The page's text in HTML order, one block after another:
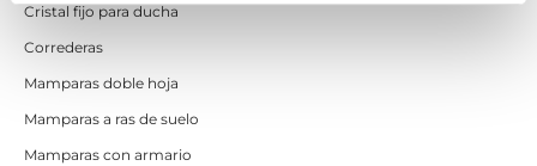
Cristal fijo para ducha
Correderas
Mamparas doble hoja
Mamparas a ras de suelo
Mamparas con armario